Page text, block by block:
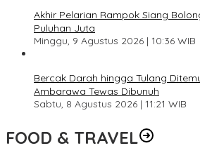
Akhir Pelarian Rampok Siang
Puluhan Juta
Minggu, 9 Agustus 2026 | 10:36 WIB
Bercak Darah hingga Tulang
Ambarawa Tewas Dibunuh
Sabtu, 8 Agustus 2026 | 11:21 WIB
FOOD & TRAVEL